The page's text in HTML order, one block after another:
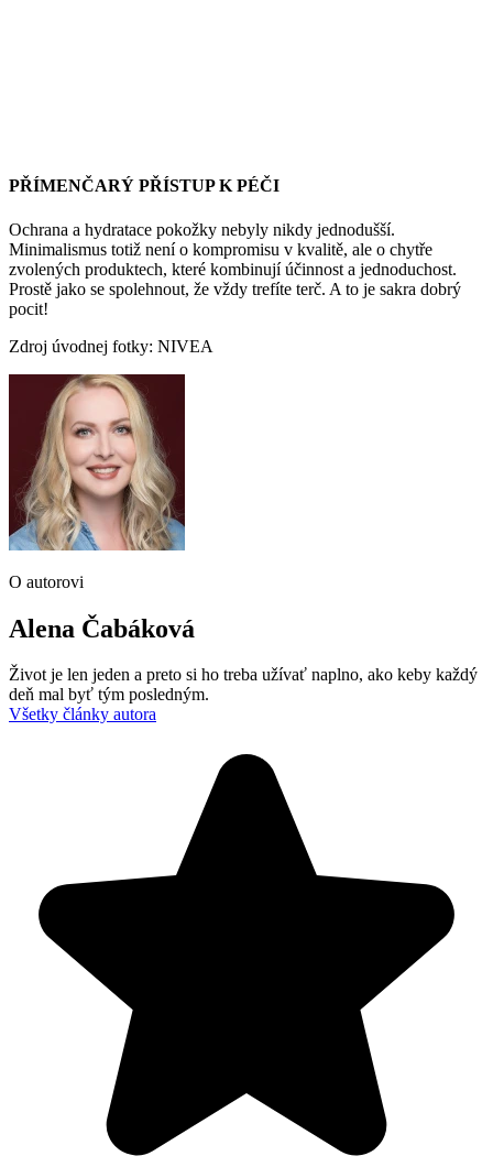
PŘÍMENČARÝ PŘÍSTUP K PÉČI
Ochrana a hydratace pokožky nebyly nikdy jednodušší.
Minimalismus totiž není o kompromisu v kvalitě, ale o chytře
zvolených produktech, které kombinují účinnost a jednoduchost.
Prostě jako se spolehnout, že vždy trefíte terč. A to je sakra dobrý
pocit!
Zdroj úvodnej fotky: NIVEA
O autorovi
Alena Čabáková
Život je len jeden a preto si ho treba užívať naplno, ako keby každý
deň mal byť tým posledným.
Všetky články autora